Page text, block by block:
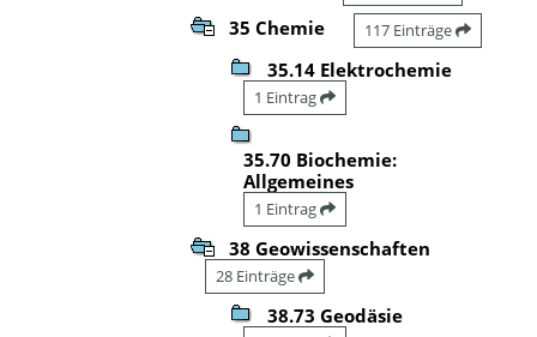
35 Chemie 117 Einträge
35.14 Elektrochemie
1 Eintrag
35.70 Biochemie:
Allgemeines
1 Eintrag
38 Geowissenschaften
28 Einträge
38.73 Geodäsie